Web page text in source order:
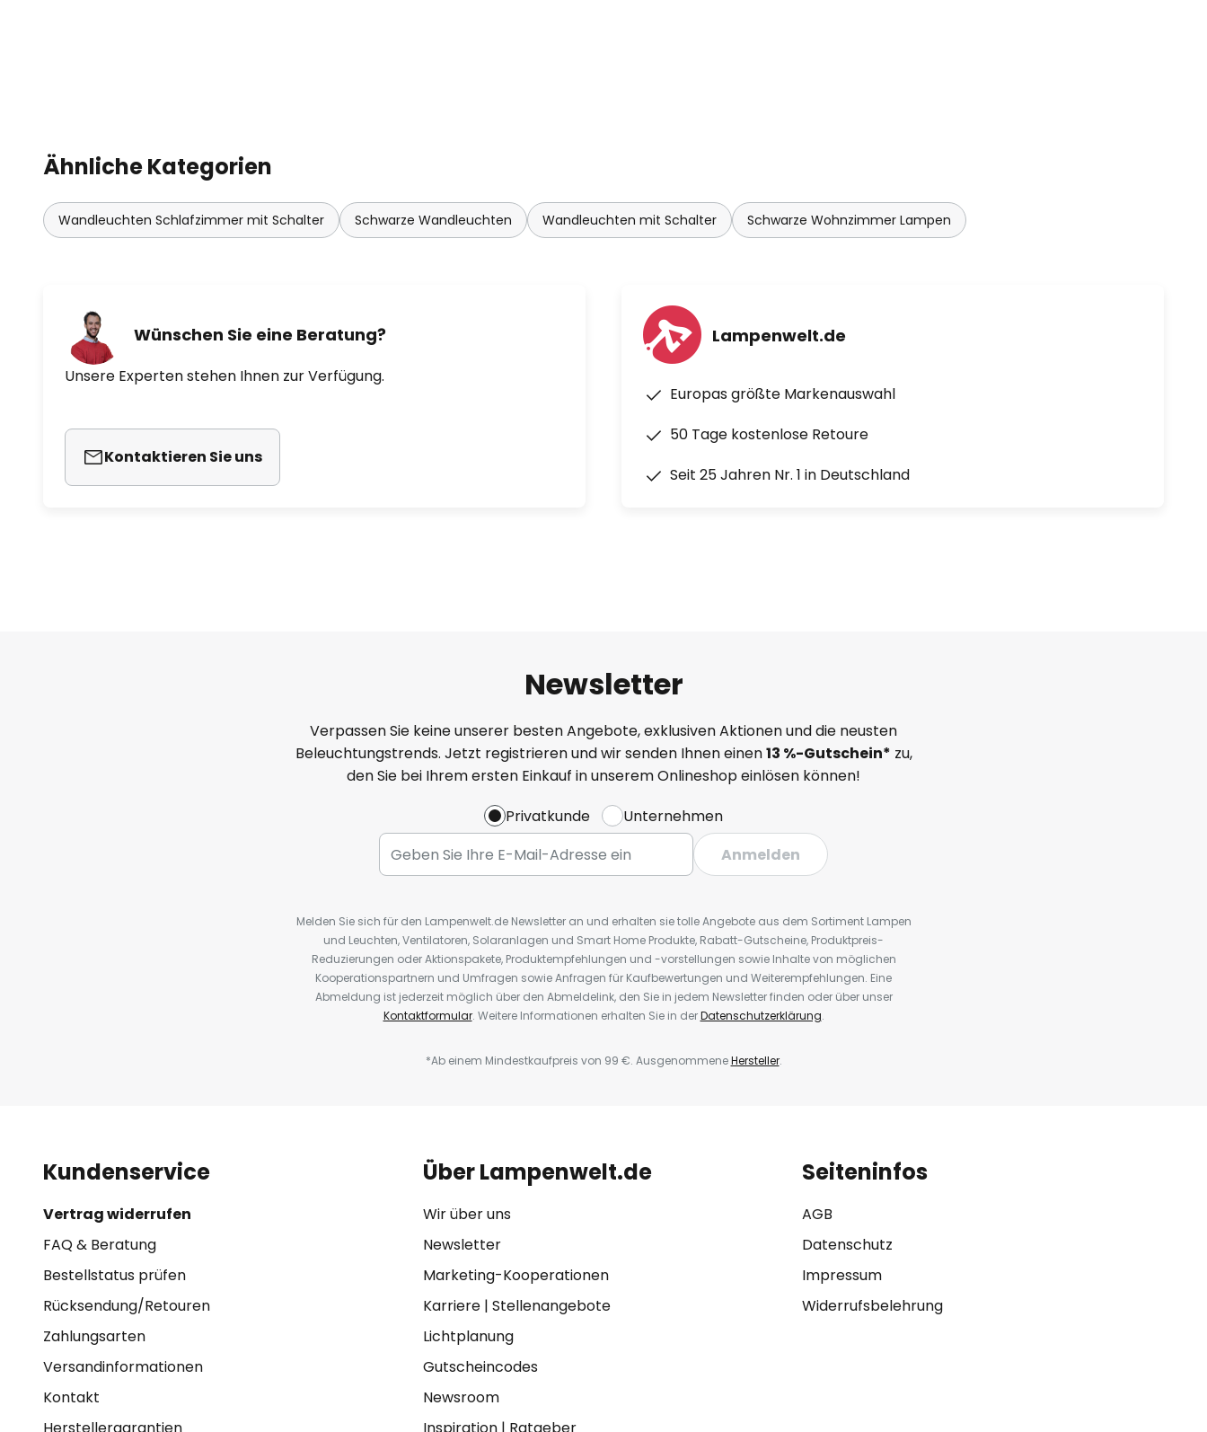
Ähnliche Kategorien
Wandleuchten Schlafzimmer mit Schalter Schwarze Wandleuchten Wandleuchten mit Schalter Schwarze Wohnzimmer Lampen
Wünschen Sie eine Beratung?
Unsere Experten stehen Ihnen zur Verfügung.
Kontaktieren Sie uns
Lampenwelt.de
Europas größte Markenauswahl
50 Tage kostenlose Retoure
Seit 25 Jahren Nr. 1 in Deutschland
Newsletter
Verpassen Sie keine unserer besten Angebote, exklusiven Aktionen und die neusten
Beleuchtungstrends. Jetzt registrieren und wir senden Ihnen einen13 %-Gutschein* zu,
den Sie bei Ihrem ersten Einkauf in unserem Onlineshop einlösen können!
Privatkunde
Unternehmen
Anmelden
Melden Sie sich für den Lampenwelt.de Newsletter an und erhalten sie tolle Angebote aus dem Sortiment Lampen
und Leuchten, Ventilatoren, Solaranlagen und Smart Home Produkte, Rabatt-Gutscheine, Produktpreis-
Reduzierungen oder Aktionspakete, Produktempfehlungen und -vorstellungen sowie Inhalte von möglichen
Kooperationspartnern und Umfragen sowie Anfragen für Kaufbewertungen und Weiterempfehlungen. Eine
Abmeldung ist jederzeit möglich über den Abmeldelink, den Sie in jedem Newsletter finden oder über unser
Kontaktformular. Weitere Informationen erhalten Sie in derDatenschutzerklärung.
*Ab einem Mindestkaufpreis von 99 €. AusgenommeneHersteller.
Kundenservice
Vertrag widerrufen
FAQ & Beratung
Bestellstatus prüfen
Rücksendung/Retouren
Zahlungsarten
Versandinformationen
Kontakt
Über Lampenwelt.de
Wir über uns
Newsletter
Marketing-Kooperationen
Karriere| Stellenangebote
Lichtplanung
Gutscheincodes
Newsroom
Seiteninfos
AGB
Datenschutz
Impressum
Widerrufsbelehrung